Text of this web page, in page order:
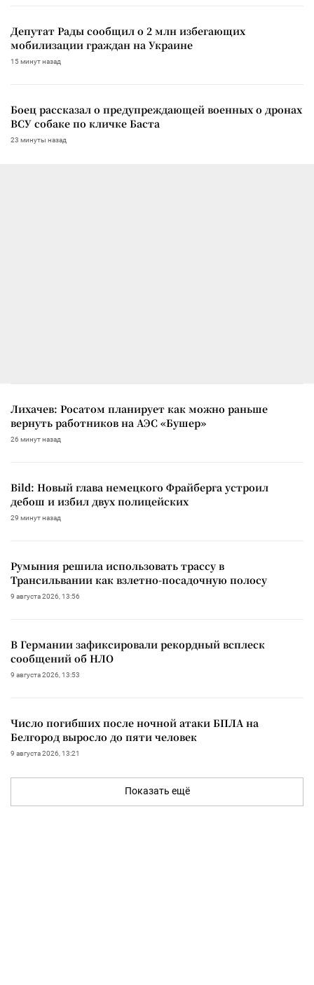
Депутат Рады сообщил о 2 млн избегающих
мобилизации граждан на Украине
15 минут назад
Боец рассказал о предупреждающей военных о дронах
ВСУ собаке по кличке Баста
23 минуты назад
Лихачев: Росатом планирует как можно раньше
вернуть работников на АЭС «Бушер»
26 минут назад
Bild: Новый глава немецкого Фрайберга устроил
дебош и избил двух полицейских
29 минут назад
Румыния решила использовать трассу в
Трансильвании как взлетно-посадочную полосу
9 августа 2026, 13:56
В Германии зафиксировали рекордный всплеск
сообщений об НЛО
9 августа 2026, 13:53
Число погибших после ночной атаки БПЛА на
Белгород выросло до пяти человек
9 августа 2026, 13:21
Показать ещё